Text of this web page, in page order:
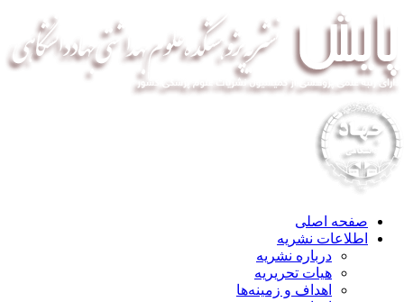
صفحه اصلی
اطلاعات نشریه
درباره نشریه
هیات تحریریه
اهداف و زمینه‌ها